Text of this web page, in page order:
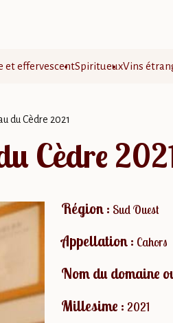
et effervescentSpiritueuxVins
du Cèdre 2021
Cèdre
Région : Sud Ouest
Appellation : Cahors
Nom du domaine
Millesime : 2021